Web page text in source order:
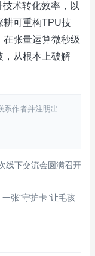
术转化效率，以
耕可重构TPU技
张量运算微秒级
，从根本上破解
系作者并注明出
线下交流会圆满召开
张“守护卡”让毛孩